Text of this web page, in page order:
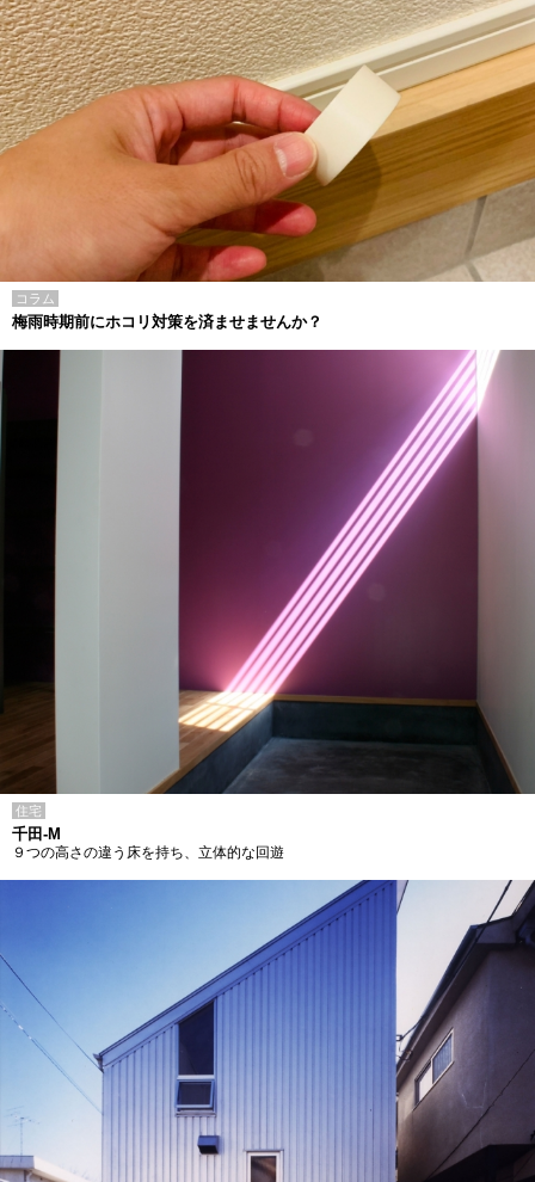
コラム
梅雨時期前にホコリ対策を済ませませんか？
住宅
千田-M
９つの高さの違う床を持ち、立体的な回遊